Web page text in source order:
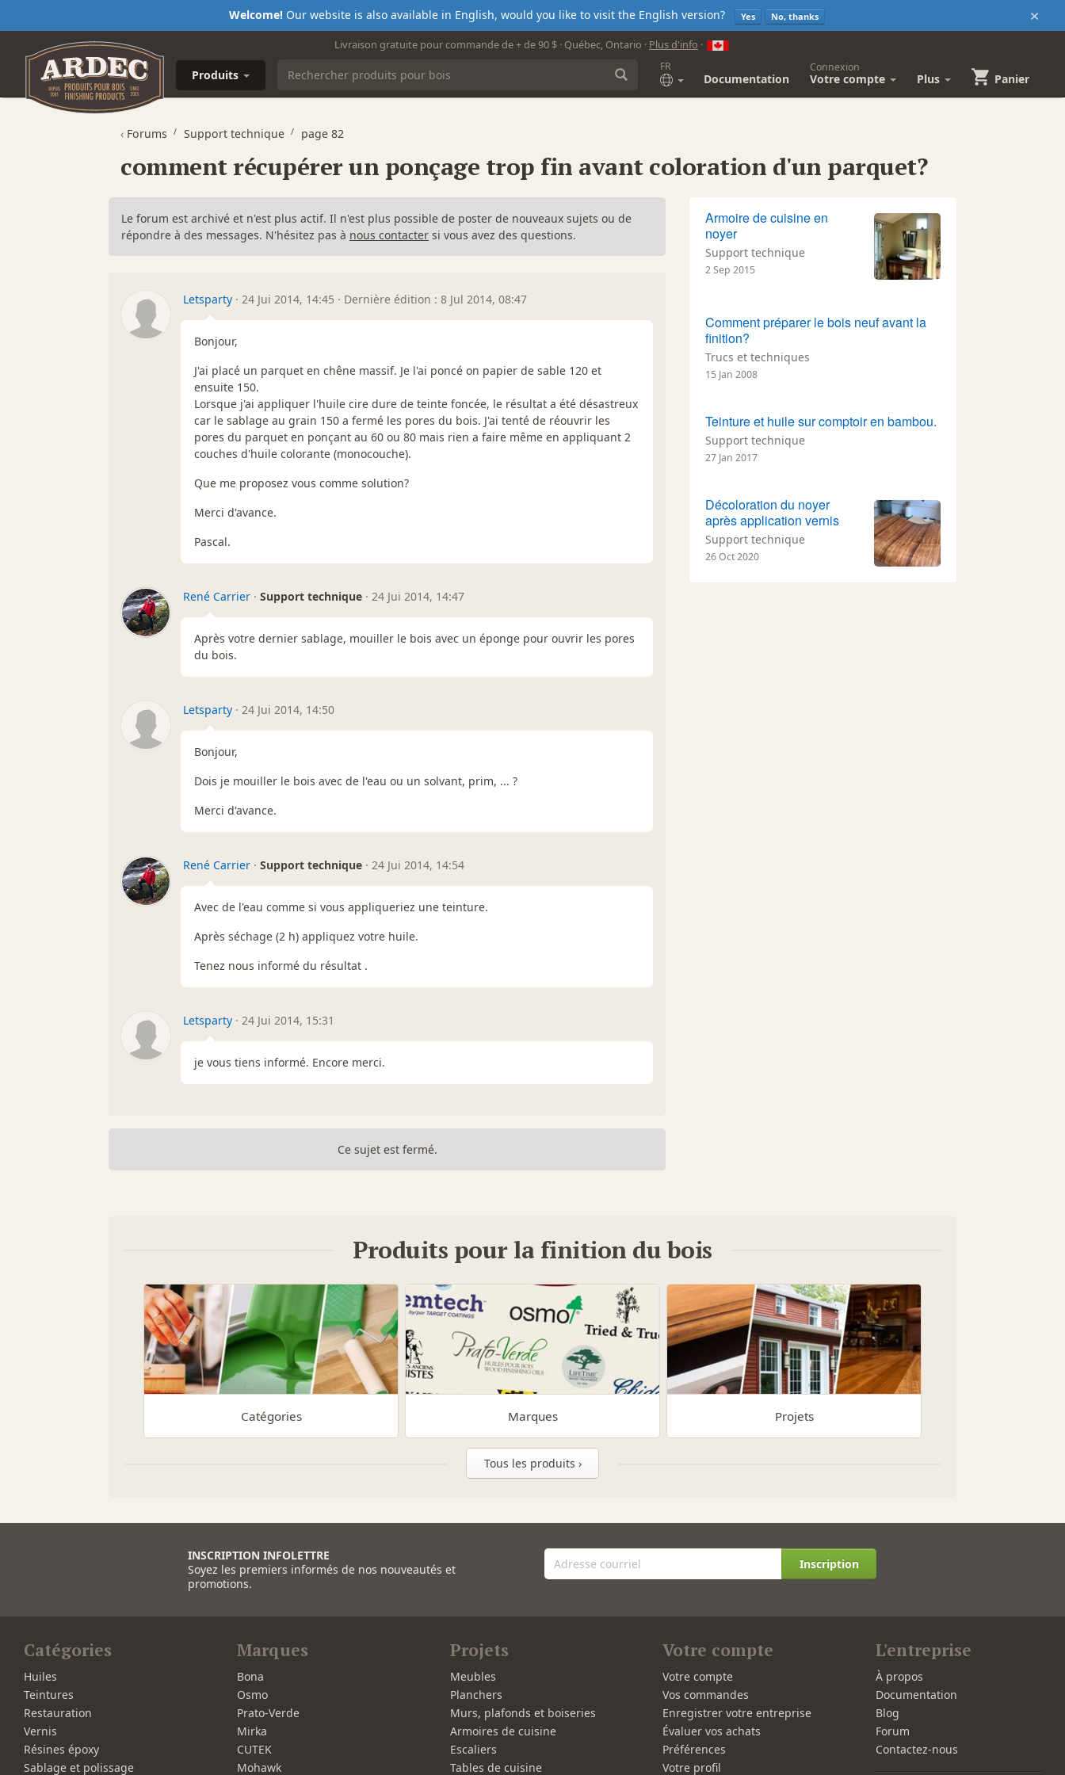
×
Welcome!Our website is also available in English, would you like to visit the English version? Yes No, thanks
Livraison gratuite pour commande de + de 90 $ · Québec, Ontario · Plus d'info ·
Produits
FR
Documentation
Connexion
Votre compte Plus Panier
‹ Forums Support technique page 82
comment récupérer un ponçage trop fin avant coloration d'un parquet?
Le forum est archivé et n'est plus actif. Il n'est plus possible de poster de nouveaux sujets ou de
répondre à des messages. N'hésitez pas à nous contacter si vous avez des questions.
Letsparty · 24 Jui 2014, 14:45 · Dernière édition : 8 Jul 2014, 08:47
Bonjour,
J'ai placé un parquet en chêne massif. Je l'ai poncé on papier de sable 120 et
ensuite 150.
Lorsque j'ai appliquer l'huile cire dure de teinte foncée, le résultat a été désastreux
car le sablage au grain 150 a fermé les pores du bois. J'ai tenté de réouvrir les
pores du parquet en ponçant au 60 ou 80 mais rien a faire même en appliquant 2
couches d'huile colorante (monocouche).
Que me proposez vous comme solution?
Merci d'avance.
Pascal.
René Carrier · Support technique · 24 Jui 2014, 14:47
Après votre dernier sablage, mouiller le bois avec un éponge pour ouvrir les pores
du bois.
Letsparty · 24 Jui 2014, 14:50
Bonjour,
Dois je mouiller le bois avec de l'eau ou un solvant, prim, ... ?
Merci d'avance.
René Carrier · Support technique · 24 Jui 2014, 14:54
Avec de l'eau comme si vous appliqueriez une teinture.
Après séchage (2 h) appliquez votre huile.
Tenez nous informé du résultat .
Letsparty · 24 Jui 2014, 15:31
je vous tiens informé. Encore merci.
Ce sujet est fermé.
Armoire de cuisine en
noyer
Support technique
2 Sep 2015
Comment préparer le bois neuf avant la
finition?
Trucs et techniques
15 Jan 2008
Teinture et huile sur comptoir en bambou.
Support technique
27 Jan 2017
Décoloration du noyer
après application vernis
Support technique
26 Oct 2020
Produits pour la finition du bois
Catégories Marques Projets
Tous les produits ›
INSCRIPTION INFOLETTRE
Soyez les premiers informés de nos nouveautés et
promotions.
Inscription
Catégories
Huiles
Teintures
Restauration
Vernis
Résines époxy
Sablage et polissage
Marques
Bona
Osmo
Prato-Verde
Mirka
CUTEK
Mohawk
Projets
Meubles
Planchers
Murs, plafonds et boiseries
Armoires de cuisine
Escaliers
Tables de cuisine
Votre compte
Votre compte
Vos commandes
Enregistrer votre entreprise
Évaluer vos achats
Préférences
Votre profil
L'entreprise
À propos
Documentation
Blog
Forum
Contactez-nous